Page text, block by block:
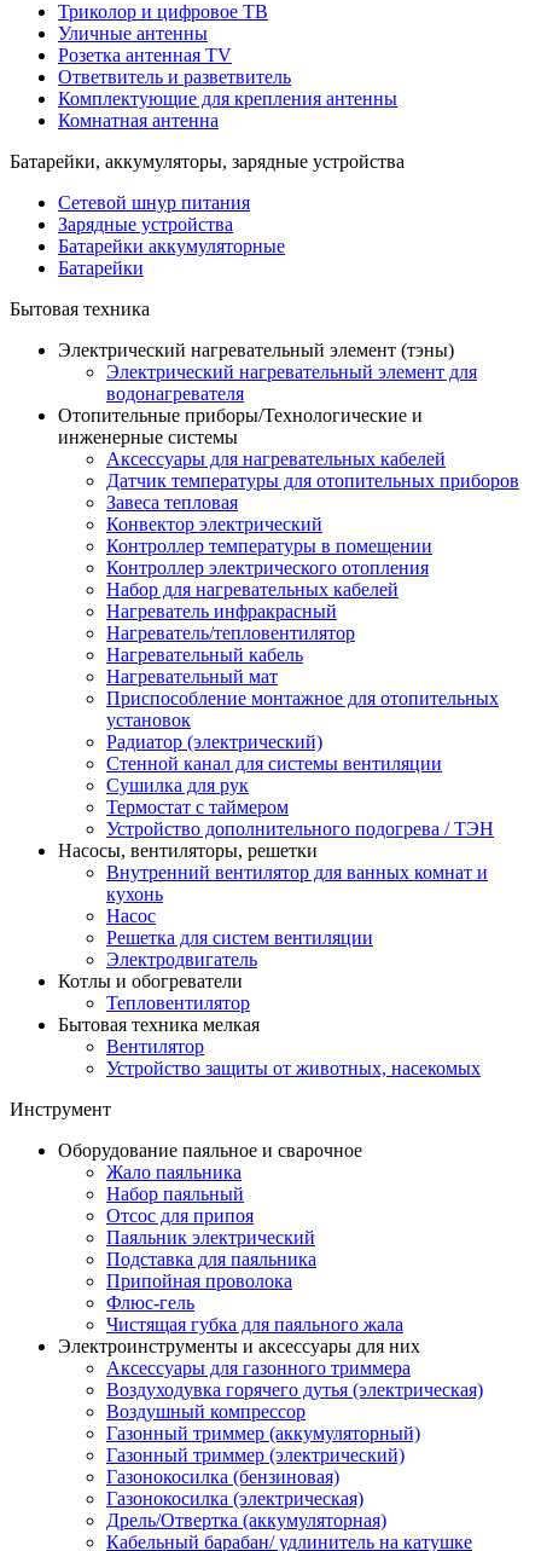
Триколор и цифровое ТВ
Уличные антенны
Розетка антенная TV
Ответвитель и разветвитель
Комплектующие для крепления антенны
Комнатная антенна
Батарейки, аккумуляторы, зарядные устройства
Сетевой шнур питания
Зарядные устройства
Батарейки аккумуляторные
Батарейки
Бытовая техника
Электрический нагревательный элемент (тэны)
Электрический нагревательный элемент для
водонагревателя
Отопительные приборы/Технологические и
инженерные системы
Аксессуары для нагревательных кабелей
Датчик температуры для отопительных приборов
Завеса тепловая
Конвектор электрический
Контроллер температуры в помещении
Контроллер электрического отопления
Набор для нагревательных кабелей
Нагреватель инфракрасный
Нагреватель/тепловентилятор
Нагревательный кабель
Нагревательный мат
Приспособление монтажное для отопительных
установок
Радиатор (электрический)
Стенной канал для системы вентиляции
Сушилка для рук
Термостат с таймером
Устройство дополнительного подогрева / ТЭН
Насосы, вентиляторы, решетки
Внутренний вентилятор для ванных комнат и
кухонь
Насос
Решетка для систем вентиляции
Электродвигатель
Котлы и обогреватели
Тепловентилятор
Бытовая техника мелкая
Вентилятор
Устройство защиты от животных, насекомых
Инструмент
Оборудование паяльное и сварочное
Жало паяльника
Набор паяльный
Отсос для припоя
Паяльник электрический
Подставка для паяльника
Припойная проволока
Флюс-гель
Чистящая губка для паяльного жала
Электроинструменты и аксессуары для них
Аксессуары для газонного триммера
Воздуходувка горячего дутья (электрическая)
Воздушный компрессор
Газонный триммер (аккумуляторный)
Газонный триммер (электрический)
Газонокосилка (бензиновая)
Газонокосилка (электрическая)
Дрель/Отвертка (аккумуляторная)
Кабельный барабан/ удлинитель на катушке